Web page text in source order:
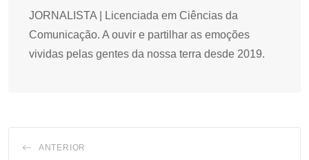
JORNALISTA | Licenciada em Ciências da
Comunicação. A ouvir e partilhar as emoções
vividas pelas gentes da nossa terra desde 2019.
ANTERIOR